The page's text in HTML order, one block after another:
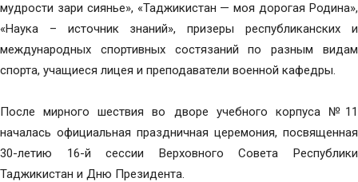
мудрости зари сиянье», «Таджикистан — моя дорогая Родина»,
«Наука – источник знаний», призеры республиканских и
международных спортивных состязаний по разным видам
спорта, учащиеся лицея и преподаватели военной кафедры.
После мирного шествия во дворе учебного корпуса №11
началась официальная праздничная церемония, посвященная
30-летию 16-й сессии Верховного Совета Республики
Таджикистан и Дню Президента.